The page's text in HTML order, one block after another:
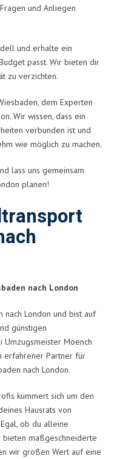
und Anliegen
und erhalte ein
passt. Wir bieten dir
zu verzichten.
dem Experten
Wir wissen, dass ein
verbunden ist und
wie möglich zu machen.
lass uns gemeinsam
planen!
nach London
nach London und bist auf
günstigen
Umzugsmeister Moench
erfahrener Partner für
nach London.
kümmert sich um den
Hausrats von
ob du alleine
maßgeschneiderte
wir großen Wert auf eine